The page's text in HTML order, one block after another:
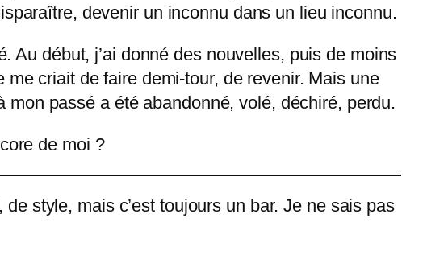
devenir un inconnu dans un lieu inconnu.
Au début, j’ai donné des nouvelles, puis de moins
criait de faire demi-tour, de revenir. Mais une
passé a été abandonné, volé, déchiré, perdu.
de moi ?
style, mais c’est toujours un bar. Je ne sais pas